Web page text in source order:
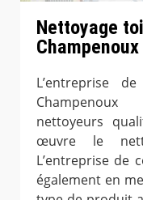
Nettoyage
Champenoux
L’entreprise
nettoyeurs
œuvre le
L’entreprise de
également en